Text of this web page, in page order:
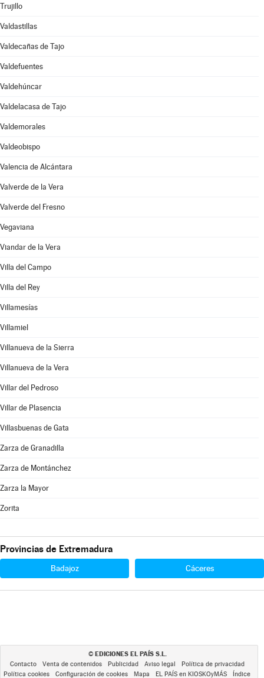
Trujillo
Valdastillas
Valdecañas de Tajo
Valdefuentes
Valdehúncar
Valdelacasa de Tajo
Valdemorales
Valdeobispo
Valencia de Alcántara
Valverde de la Vera
Valverde del Fresno
Vegaviana
Viandar de la Vera
Villa del Campo
Villa del Rey
Villamesías
Villamiel
Villanueva de la Sierra
Villanueva de la Vera
Villar del Pedroso
Villar de Plasencia
Villasbuenas de Gata
Zarza de Granadilla
Zarza de Montánchez
Zarza la Mayor
Zorita
Provincias de Extremadura
Badajoz Cáceres
© EDICIONES EL PAÍS S.L.
Contacto Venta de contenidos Publicidad Aviso legal
Política de privacidad
Política cookies
Configuración de cookies Mapa EL PAÍS en KIOSKOyMÁS Índice